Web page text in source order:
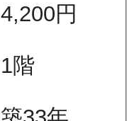
4,200円
1階